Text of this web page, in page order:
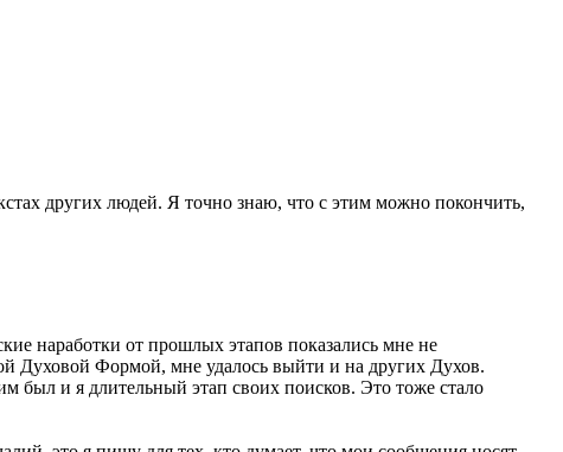
других людей. Я точно знаю, что с этим можно покончить,
наработки от прошлых этапов показались мне не
Духовой Формой, мне удалось выйти и на других Духов.
был и я длительный этап своих поисков. Это тоже стало